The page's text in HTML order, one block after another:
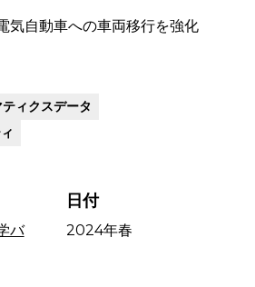
気自動車への車両移行を強化
ィクスデータ
バ
日付
2024年春